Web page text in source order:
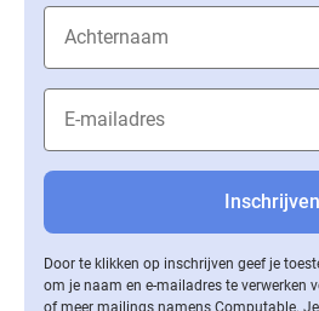
Door te klikken op inschrijven geef je
om je naam en e-mailadres te verwerken
of meer mailings namens Computable.